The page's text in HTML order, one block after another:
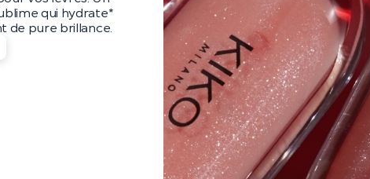
heures** et un
des cils
de la nuit.